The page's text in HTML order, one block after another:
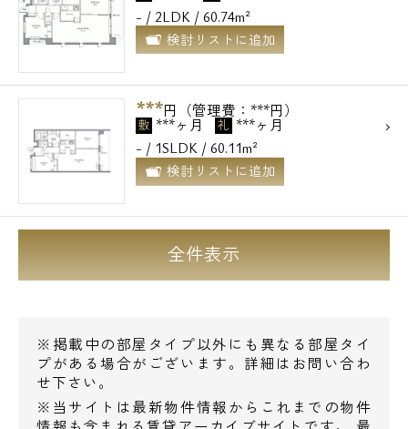
- / 2LDK / 60.74m²
検討リストに追加
***円（管理費：***円）
敷 ***ヶ月 礼 ***ヶ月
- / 1SLDK / 60.11m²
検討リストに追加
全件表示
※掲載中の部屋タイプ以外にも異なる部屋タイ
プがある場合がございます。詳細はお問い合わ
せ下さい。
※当サイトは最新物件情報からこれまでの物件